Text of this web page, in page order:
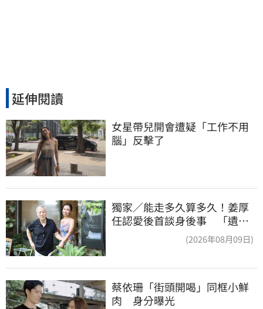
延伸閱讀
女星帶兒開會遭疑「工作不用
腦」反擊了
獨家／能走多久算多久！姜厚
任認愛後首談身後事 「遺囑
(2026年08月09日)
蔡依珊「街頭開喝」同框小鮮
肉　身分曝光